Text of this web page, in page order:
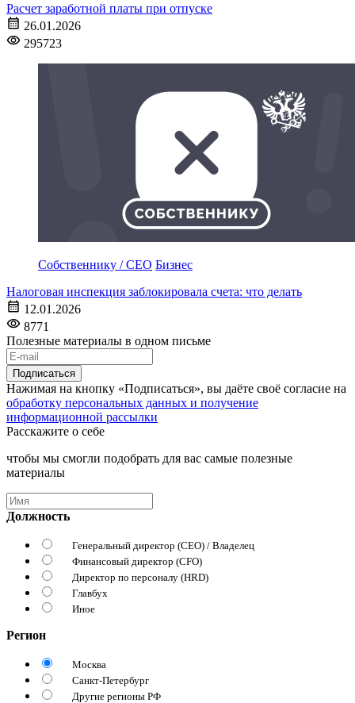
Расчет заработной платы при отпуске
26.01.2026
295723
Собственнику / CEO Бизнес
Налоговая инспекция заблокировала счета: что делать
12.01.2026
8771
Полезные материалы в одном письме
Подписаться
Нажимая на кнопку «Подписаться», вы даёте своё согласие на
обработку персональных данных и получение
информационной рассылки
Расскажите о себе
чтобы мы смогли подобрать для вас самые полезные
материалы
Должность
Генеральный директор (CEO) / Владелец
Финансовый директор (CFO)
Директор по персоналу (HRD)
Главбух
Иное
Регион
Москва
Санкт-Петербург
Другие регионы РФ